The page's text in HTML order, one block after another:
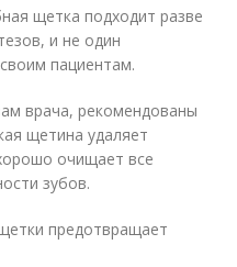
щетка подходит разве
и не один
пациентам.
врача, рекомендованы
щетина удаляет
очищает все
зубов.
предотвращает